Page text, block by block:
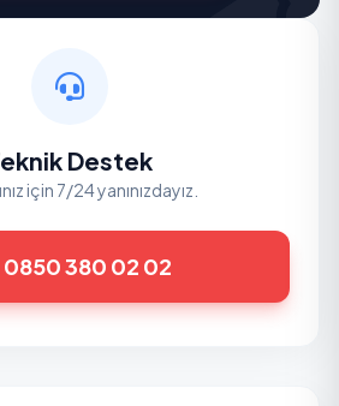
Destek
için 7/24 yanınızdayız.
0850 380 02 02